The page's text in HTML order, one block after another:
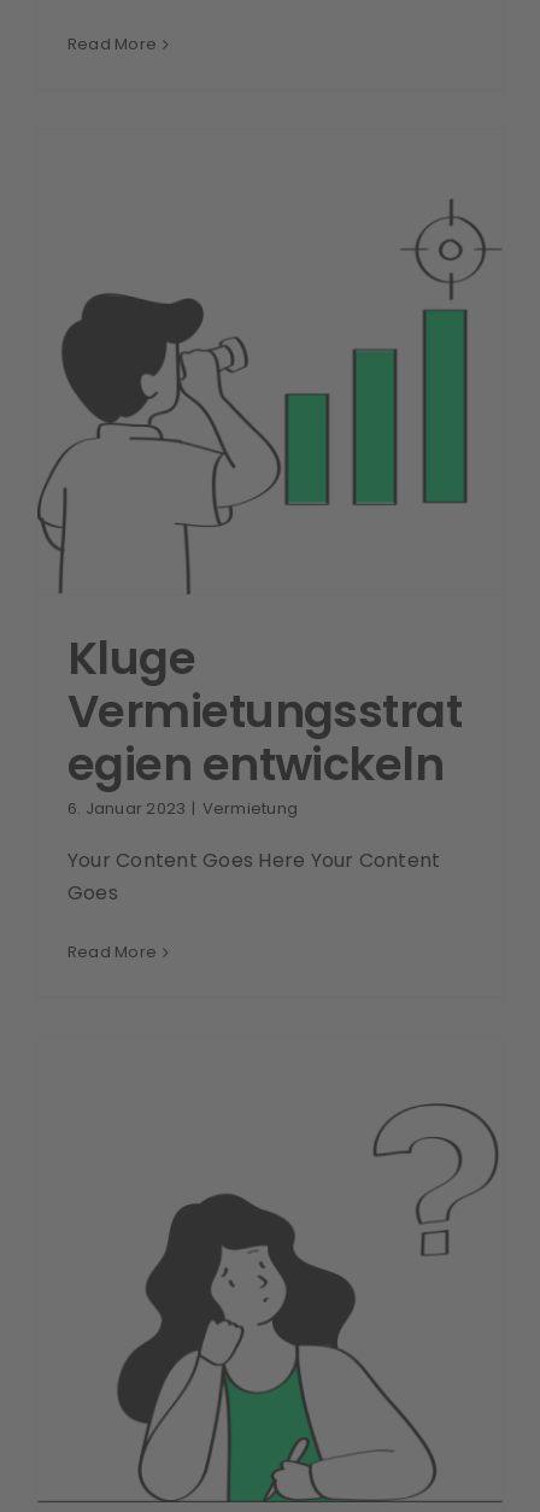
Read More
Kluge
Vermietungsstrat
egien entwickeln
6. Januar 2023 | Vermietung
Your Content Goes Here Your Content
Goes
Read More